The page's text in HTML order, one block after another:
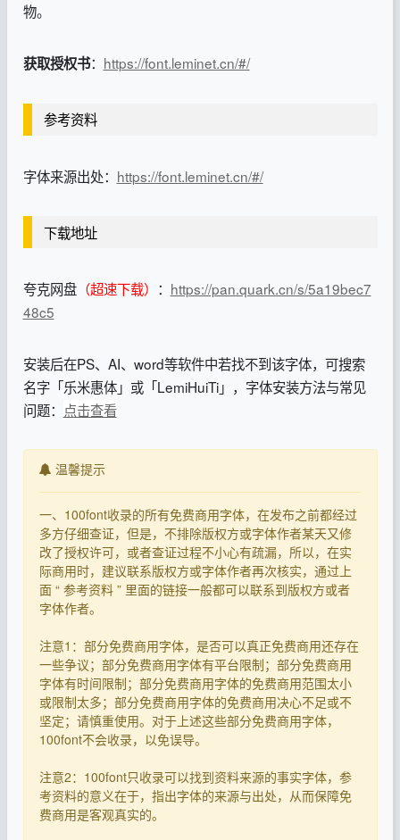
物。
获取授权书： https://font.leminet.cn/#/
参考资料
字体来源出处： https://font.leminet.cn/#/
下载地址
夸克网盘（超速下载） ： https://pan.quark.cn/s/5a19bec7
48c5
安装后在PS、AI、word等软件中若找不到该字体，可搜索
名字「乐米惠体」或「LemiHuiTi」，字体安装方法与常见
问题： 点击查看
温馨提示
一、100font收录的所有免费商用字体，在发布之前都经过
多方仔细查证，但是，不排除版权方或字体作者某天又修
改了授权许可，或者查证过程不小心有疏漏，所以，在实
际商用时，建议联系版权方或字体作者再次核实，通过上
面 “ 参考资料 ” 里面的链接一般都可以联系到版权方或者
字体作者。
注意1：部分免费商用字体，是否可以真正免费商用还存在
一些争议；部分免费商用字体有平台限制；部分免费商用
字体有时间限制；部分免费商用字体的免费商用范围太小
或限制太多；部分免费商用字体的免费商用决心不足或不
坚定；请慎重使用。对于上述这些部分免费商用字体，
100font不会收录，以免误导。
注意2：100font只收录可以找到资料来源的事实字体，参
考资料的意义在于，指出字体的来源与出处，从而保障免
费商用是客观真实的。